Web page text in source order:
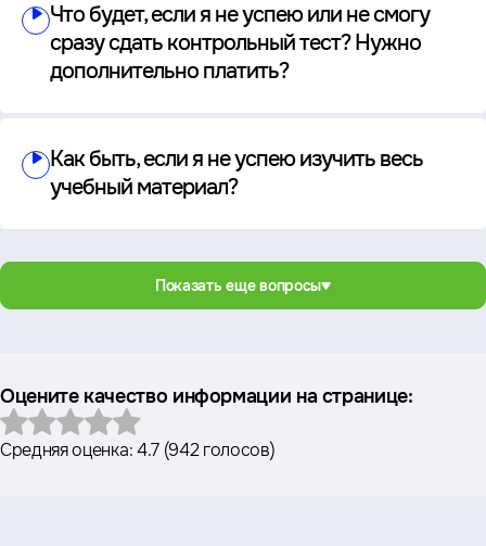
Что будет, если я не успею или не смогу
сразу сдать контрольный тест? Нужно
дополнительно платить?
Как быть, если я не успею изучить весь
учебный материал?
Показать еще вопросы
Оцените качество информации на странице:
Средняя оценка:4.7(942 голосов)